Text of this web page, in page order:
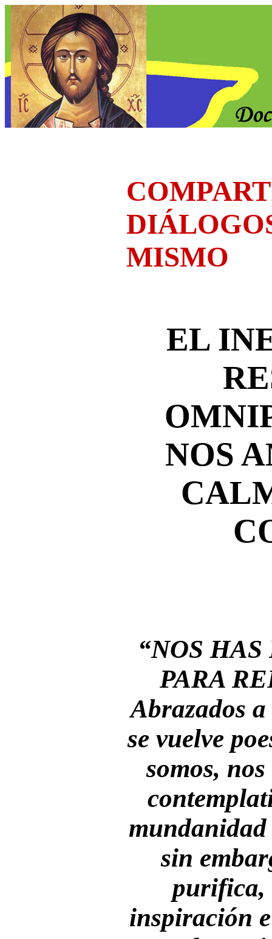
MISMO
EL
NOS
“NOS
PARA
Abrazados
se vuelve
somos,
sin
purifica,
inspiración